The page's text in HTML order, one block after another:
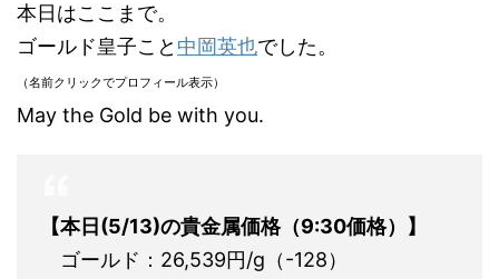
本日はここまで。
ゴールド皇子こと 中岡英也でした。
（名前クリックでプロフィール表示）
May the Gold be with you.
【本日(5/13)の貴金属価格（9:30価格）】
ゴールド：26,539円/g（-128）